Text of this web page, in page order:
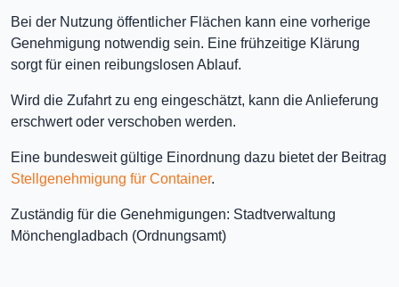
Bei der Nutzung öffentlicher Flächen kann eine vorherige
Genehmigung notwendig sein. Eine frühzeitige Klärung
sorgt für einen reibungslosen Ablauf.
Wird die Zufahrt zu eng eingeschätzt, kann die Anlieferung
erschwert oder verschoben werden.
Eine bundesweit gültige Einordnung dazu bietet der Beitrag
Stellgenehmigung für Container.
Zuständig für die Genehmigungen: Stadtverwaltung
Mönchengladbach (Ordnungsamt)